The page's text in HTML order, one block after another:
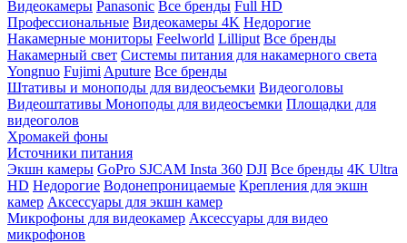
Видеокамеры Panasonic Все бренды Full HD
Профессиональные Видеокамеры 4K Недорогие
Накамерные мониторы Feelworld Lilliput Все бренды
Накамерный свет Системы питания для накамерного света
Yongnuo Fujimi Aputure Все бренды
Штативы и моноподы для видеосъемки Видеоголовы
Видеоштативы Моноподы для видеосъемки Площадки для
видеоголов
Хромакей фоны
Источники питания
Экшн камеры GoPro SJCAM Insta 360 DJI Все бренды 4K Ultra
HD Недорогие Водонепроницаемые Крепления для экшн
камер Аксессуары для экшн камер
Микрофоны для видеокамер Аксессуары для видео
микрофонов